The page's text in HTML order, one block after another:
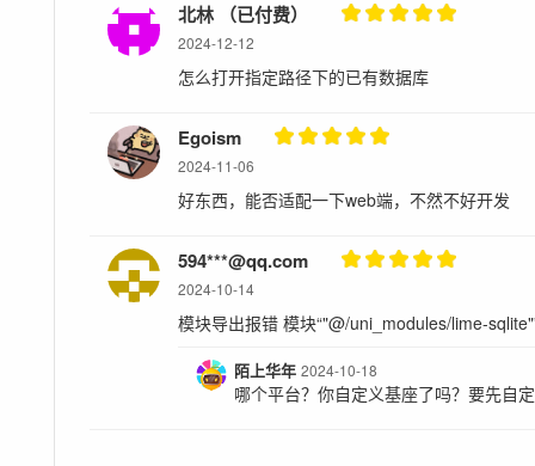
北林 （已付费）
2024-12-12
怎么打开指定路径下的已有数据库
Egoism
2024-11-06
好东西，能否适配一下web端，不然不好开发
594***@qq.com
2024-10-14
模块导出报错 模块“"@/uni_modules/lime-
陌上华年2024-10-18
哪个平台？你自定义基座了吗？要先自